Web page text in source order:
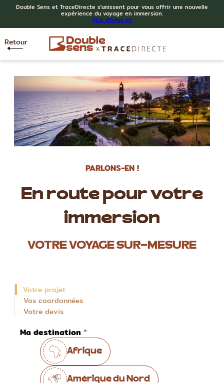
Double Sens et TraceDirecte s'unissent pour vous offrir une nouvelle
expérience du voyage en immersion.
Plus d'infos ici
Retour
PARLONS-EN !
En route pour votre
immersion
VOTRE VOYAGE SUR-MESURE
Votre projet
Vos coordonnées
Votre devis
Ma destination
Afrique
Amérique du Nord